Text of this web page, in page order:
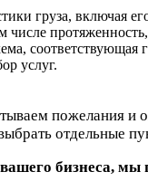
груза, включая
числе
соответствующая
услуг.
пожелания и
отдельные
бизнеса,